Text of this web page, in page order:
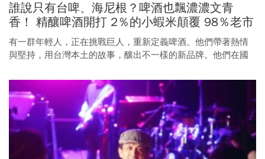
誰說只有台啤、海尼根？啤酒也飄濃濃文青
香！ 精釀啤酒開打 2％的小蝦米顛覆 98％老市
場
有一群年輕人，正在挑戰巨人，重新定義啤酒。他們帶著熱情
與堅持，用台灣本土的故事，釀出不一樣的新品牌。他們在國
場。